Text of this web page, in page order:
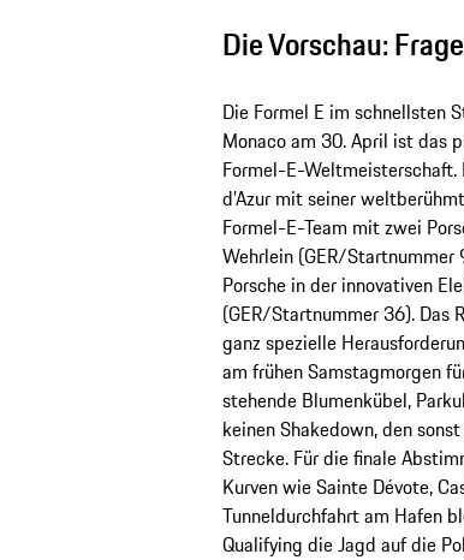
Die Vorschau:
Die Formel E im schnellsten
Monaco am 30. April ist das
Formel-E-Weltmeisterschaft.
d’Azur mit seiner
Formel-E-Team mit zwei
Wehrlein (GER/Startnummer
Porsche in der innovativen
(GER/Startnummer 36). Das
ganz spezielle
am frühen Samstagmorgen
stehende Blumenkübel,
keinen Shakedown, den
Strecke. Für die finale
Kurven wie Sainte Dévote,
Tunneldurchfahrt am Hafen
Qualifying die Jagd auf die